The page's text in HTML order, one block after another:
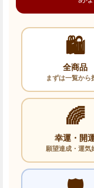
🛍️
全商品
まずは一覧から
🌈
幸運・開
願望達成・運気